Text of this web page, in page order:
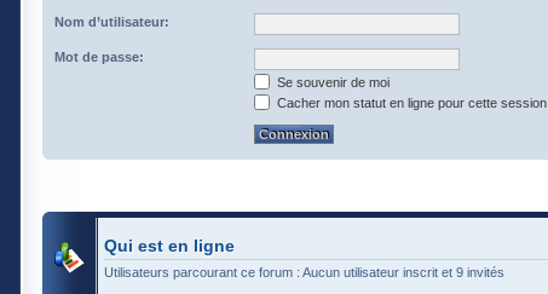
Nom d’utilisateur:
Mot de passe:
Se souvenir de moi
Cacher mon statut en ligne pour cette session
Qui est en ligne
Utilisateurs parcourant ce forum : Aucun utilisateur inscrit et 9 invités